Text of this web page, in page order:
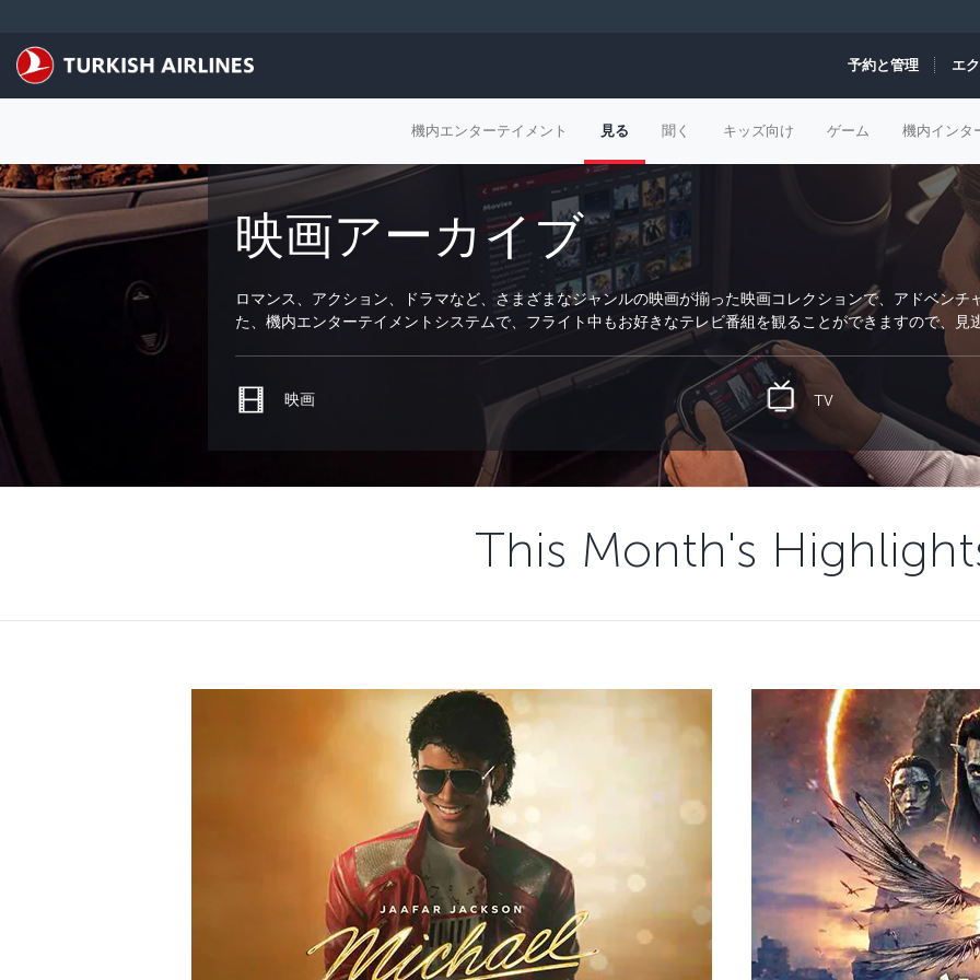
予約と管理 エ
機内エンターテイメント 見る 聞く キッズ向け ゲーム 機内インタ
映画アーカイブ
ロマンス、アクション、ドラマなど、さまざまなジャンルの映画が揃った映画コレクションで、アドベンチ
た、機内エンターテイメントシステムで、フライト中もお好きなテレビ番組を観ることができますので、見
映画 TV
This Month's